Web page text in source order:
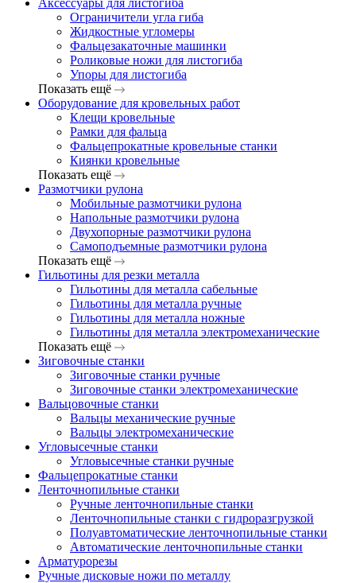
Аксессуары для листогиба
Ограничители угла гиба
Жидкостные угломеры
Фальцезакаточные машинки
Роликовые ножи для листогиба
Упоры для листогиба
Показать ещё
Оборудование для кровельных работ
Клещи кровельные
Рамки для фальца
Фальцепрокатные кровельные станки
Киянки кровельные
Показать ещё
Размотчики рулона
Мобильные размотчики рулона
Напольные размотчики рулона
Двухопорные размотчики рулона
Самоподъемные размотчики рулона
Показать ещё
Гильотины для резки металла
Гильотины для металла сабельные
Гильотины для металла ручные
Гильотины для металла ножные
Гильотины для металла электромеханические
Показать ещё
Зиговочные станки
Зиговочные станки ручные
Зиговочные станки электромеханические
Вальцовочные станки
Вальцы механические ручные
Вальцы электромеханические
Угловысечные станки
Угловысечные станки ручные
Фальцепрокатные станки
Ленточнопильные станки
Ручные ленточнопильные станки
Ленточнопильные станки с гидроразгрузкой
Полуавтоматические ленточнопильные станки
Автоматические ленточнопильные станки
Арматурорезы
Ручные дисковые ножи по металлу